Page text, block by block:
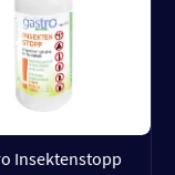
Insektenstopp